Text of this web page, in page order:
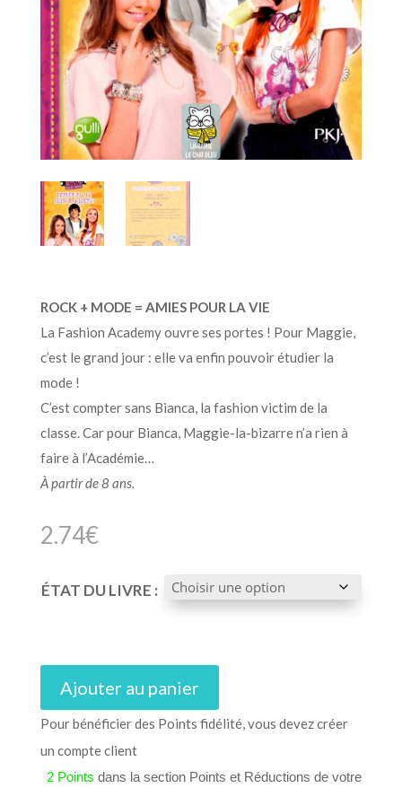
ROCK + MODE = AMIES POUR LA VIE
La Fashion Academy ouvre ses portes ! Pour Maggie,
c’est le grand jour : elle va enfin pouvoir étudier la
mode !
C’est compter sans Bianca, la fashion victim de la
classe. Car pour Bianca, Maggie-la-bizarre n’a rien à
faire à l’Académie…
À partir de 8 ans.
2.74€
ÉTAT DU LIVRE :
Ajouter au panier
Pour bénéficier des Points fidélité, vous devez créer
un compte client
2 Points dans la section Points et Réductions de votre